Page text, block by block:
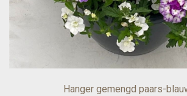
Hanger gemengd paars-